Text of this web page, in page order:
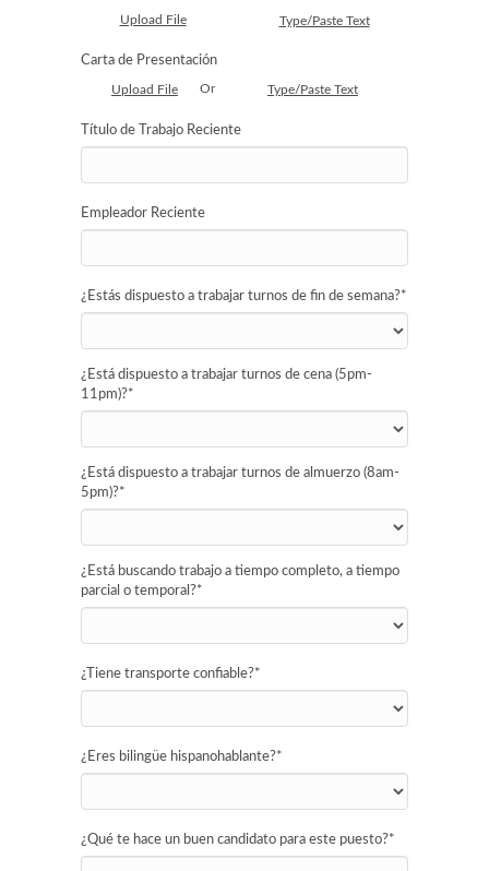
Upload File Type/Paste Text
Carta de Presentación
Upload File Or Type/Paste Text
Título de Trabajo Reciente
Empleador Reciente
¿Estás dispuesto a trabajar turnos de fin de semana?*
¿Está dispuesto a trabajar turnos de cena (5pm-
11pm)?*
¿Está dispuesto a trabajar turnos de almuerzo (8am-
5pm)?*
¿Está buscando trabajo a tiempo completo, a tiempo
parcial o temporal?*
¿Tiene transporte confiable?*
¿Eres bilingüe hispanohablante?*
¿Qué te hace un buen candidato para este puesto?*